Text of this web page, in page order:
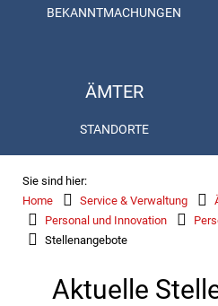
BEKANNTMACHUNGEN
ÄMTER
STANDORTE
Sie sind hier:
Home
Service & Verwaltung
Personal und Innovation
Stellenangebote
Aktuelle